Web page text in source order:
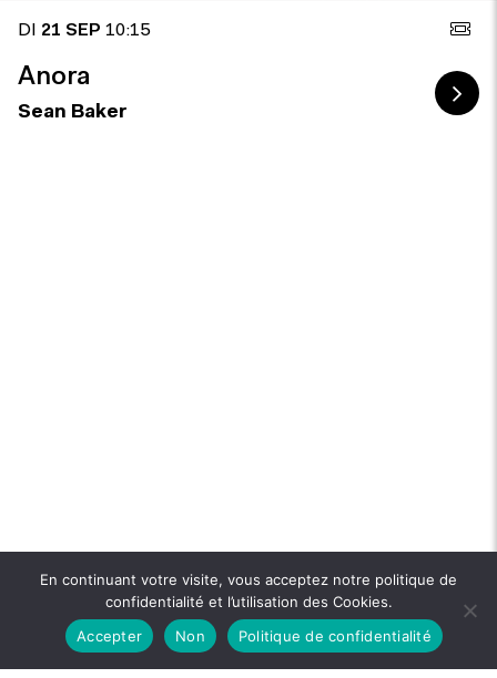
DI 21 SEP 10:15
Anora
Sean Baker
En continuant votre visite, vous acceptez notre politique de
confidentialité et l’utilisation des Cookies.
Accepter
Non Politique de confidentialité